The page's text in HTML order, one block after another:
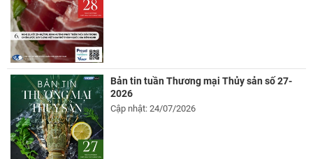
Bản tin tuần Thương mại Thủy sản số 27-
2026
Cập nhật: 24/07/2026